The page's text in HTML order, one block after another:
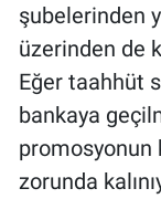
şubelerinden
üzerinden de
Eğer taahhüt
bankaya
promosyonun
zorunda